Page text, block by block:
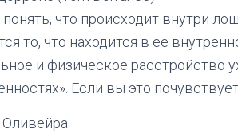
что происходит внутри
то, что находится в ее
и физическое расстройство
Если вы это
Оливейра